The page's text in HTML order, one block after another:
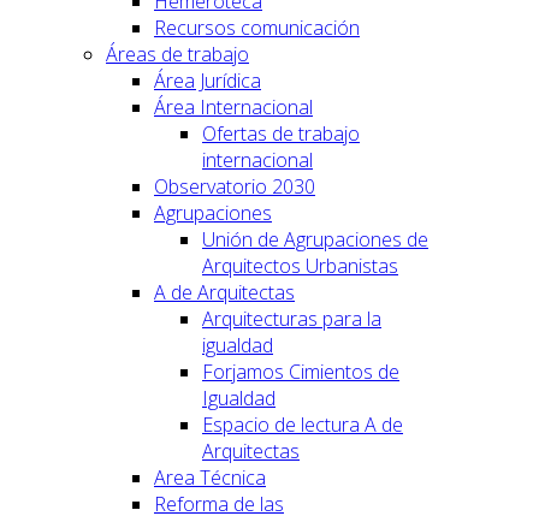
Recursos comunicación
Áreas de trabajo
Área Jurídica
Área Internacional
Ofertas de trabajo
internacional
Observatorio 2030
Agrupaciones
Unión de Agrupaciones de
Arquitectos Urbanistas
A de Arquitectas
Arquitecturas para la
igualdad
Forjamos Cimientos de
Igualdad
Espacio de lectura A de
Arquitectas
Area Técnica
Reforma de las